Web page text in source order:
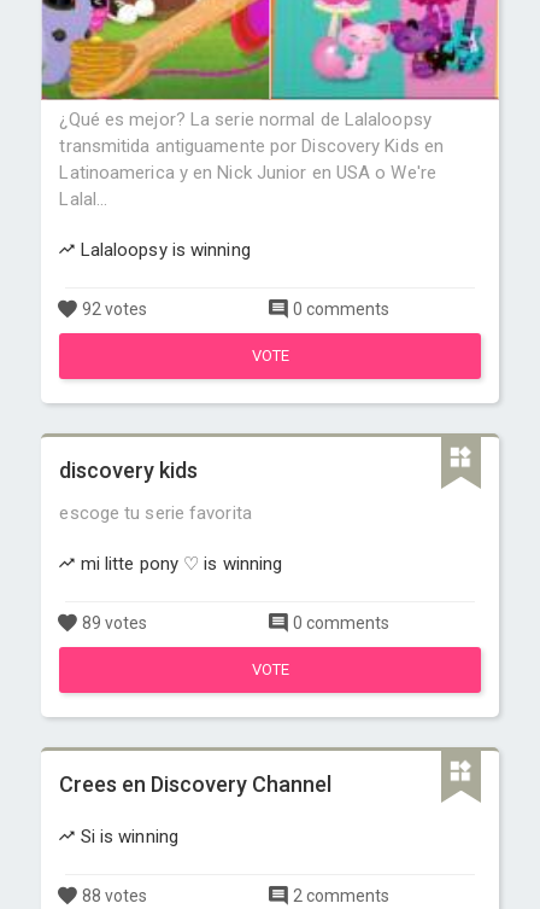
¿Qué es mejor? La serie normal de Lalaloopsy
transmitida antiguamente por Discovery Kids en
Latinoamerica y en Nick Junior en USA o We're
Lalal...
Lalaloopsy is winning
92 votes 0 comments
VOTE
discovery kids
escoge tu serie favorita
mi litte pony ♡ is winning
89 votes 0 comments
VOTE
Crees en Discovery Channel
Si is winning
88 votes 2 comments